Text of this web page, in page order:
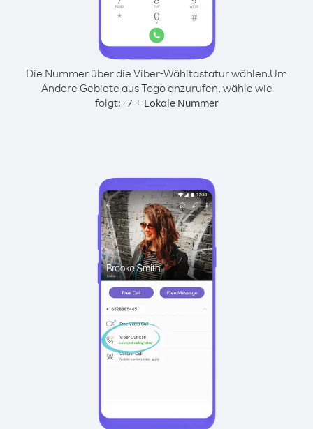
Die Nummer über die Viber-Wähltastatur wählen.Um
Andere Gebiete aus Togo anzurufen, wähle wie
folgt:+7+ Lokale Nummer